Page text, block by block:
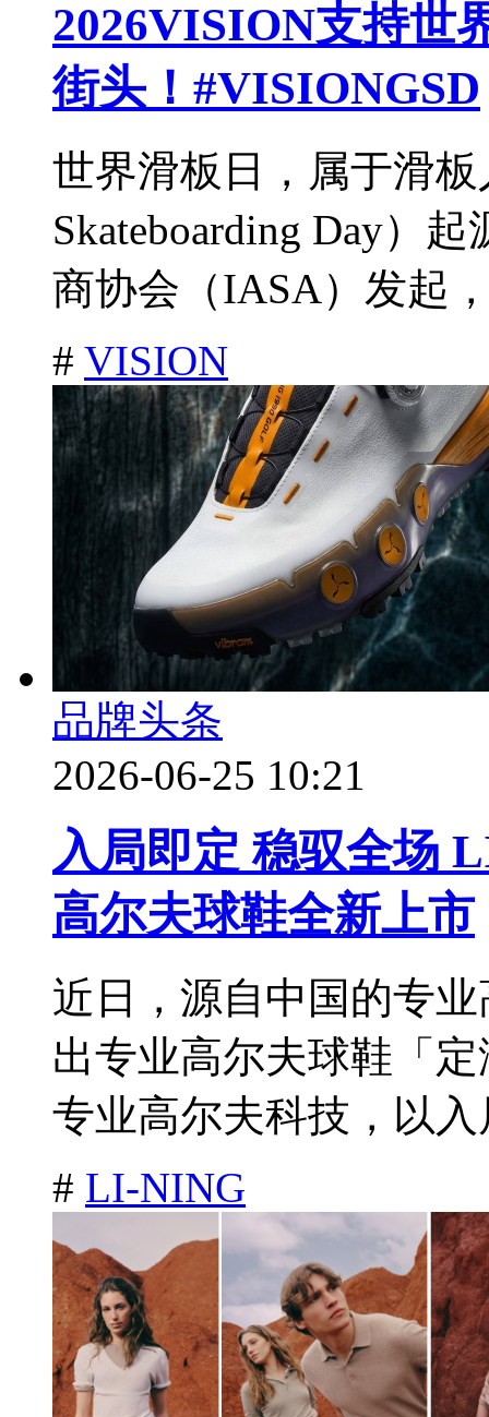
2026VISION支持世
街头！#VISIONGSD
世界滑板日，属于滑
Skateboarding Day）
商协会（IASA）发起
# VISION
品牌头条
2026-06-25 10:21
入局即定 稳驭全场
高尔夫球鞋全新上市
近日，源自中国的专
出专业高尔夫球鞋「
专业高尔夫科技，以入
# LI-NING